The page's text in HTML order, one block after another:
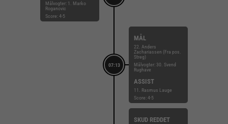
Målvogter: 1. Marko
Roganovic
Score: 4-5
07:13
MÅL
22. Anders
Zachariassen (Fra pos.
Streg)
Målvogter: 30. Svend
Rughave
ASSIST
11. Rasmus Lauge
Score: 4-5
SKUD REDDET